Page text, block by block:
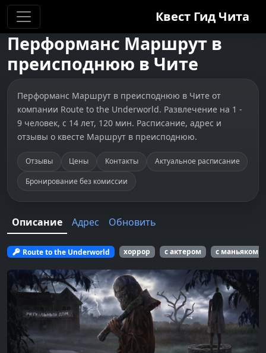
Квест Гид Чита
Перформанс Маршрут в
преисподнюю в Чите
Перформанс Маршрут в преисподнюю в Чите от
компании Route to the Underworld. Развлечение на 1 -
9 человек, с 14 лет, 120 мин. Расписание, адрес и
отзывы о квесте Маршрут в преисподнюю.
Отзывы Цены Контакты
Актуальное расписание
Бронирование без комиссии
Описание Адрес Обновить
Route to the Underworld хоррор с актером с маньяком